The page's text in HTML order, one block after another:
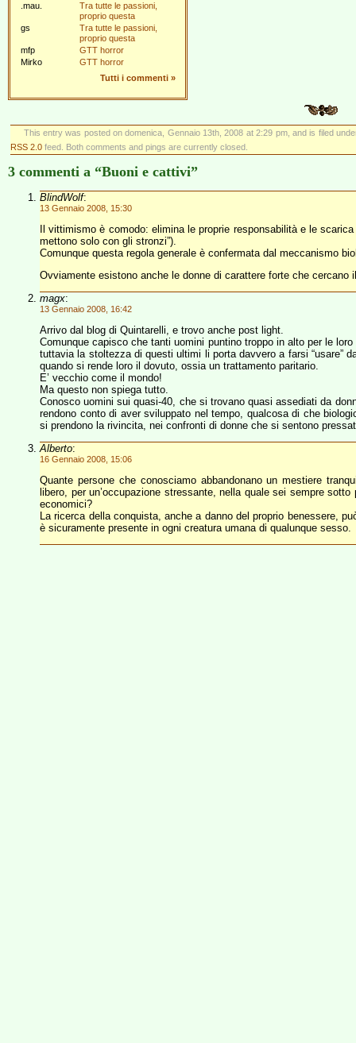
.mau.
Tra tutte le passioni,
proprio questa
gs
Tra tutte le passioni,
proprio questa
mfp
GTT horror
Mirko
GTT horror
Tutti i commenti »
This entry was posted on domenica, Gennaio 13th, 2008 at 2:29 pm, and is filed
RSS 2.0 feed. Both comments and pings are currently closed.
3 commenti a “Buoni e cattivi”
BlindWolf:
13 Gennaio 2008, 15:30
Il vittimismo è comodo: elimina le proprie responsabilità e le
mettono solo con gli stronzi”).
Comunque questa regola generale è confermata dal meccanismo
Ovviamente esistono anche le donne di carattere forte che cercano il
magx:
13 Gennaio 2008, 16:42
Arrivo dal blog di Quintarelli, e trovo anche post light.
Comunque capisco che tanti uomini puntino troppo in alto per le
tuttavia la stoltezza di questi ultimi li porta davvero a farsi “usare”
quando si rende loro il dovuto, ossia un trattamento paritario.
E’ vecchio come il mondo!
Ma questo non spiega tutto.
Conosco uomini sui quasi-40, che si trovano quasi assediati da
rendono conto di aver sviluppato nel tempo, qualcosa di che
si prendono la rivincita, nei confronti di donne che si sentono
Alberto:
16 Gennaio 2008, 15:06
Quante persone che conosciamo abbandonano un mestiere
libero, per un’occupazione stressante, nella quale sei sempre
economici?
La ricerca della conquista, anche a danno del proprio benessere,
è sicuramente presente in ogni creatura umana di qualunque sesso.